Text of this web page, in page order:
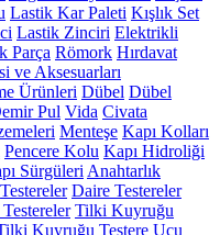
Lastik Kar Paleti Kışlık Set
Lastik Zinciri Elektrikli
Parça Römork Hırdavat
ve Aksesuarları
Ürünleri Dübel Dübel
Pul Vida Civata
Menteşe Kapı Kolları
Pencere Kolu Kapı Hidroliği
Sürgüleri Anahtarlık
Testereler Daire Testereler
Tilki Kuyruğu
Kuyruğu Testere Ucu